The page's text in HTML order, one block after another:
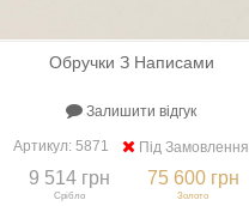
Обручки З Написами
Залишити відгук
Артикул:5871 Під Замовлення
9 514 грн
Срібло
75 600 грн
Золото